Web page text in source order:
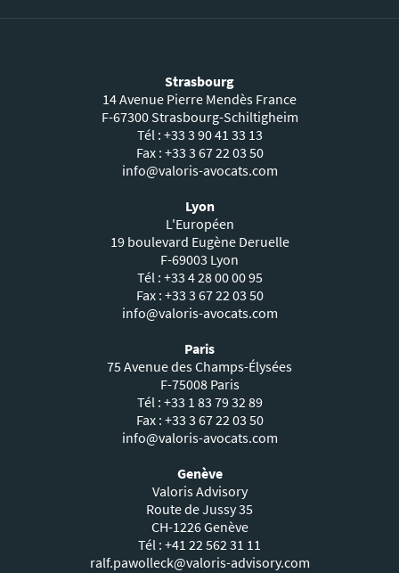
Strasbourg
14 Avenue Pierre Mendès France
F-67300 Strasbourg-Schiltigheim
Tél : +33 3 90 41 33 13
Fax : +33 3 67 22 03 50
info@valoris-avocats.com
Lyon
L'Européen
19 boulevard Eugène Deruelle
F-69003 Lyon
Tél : +33 4 28 00 00 95
Fax : +33 3 67 22 03 50
info@valoris-avocats.com
Paris
75 Avenue des Champs-Élysées
F-75008 Paris
Tél : +33 1 83 79 32 89
Fax : +33 3 67 22 03 50
info@valoris-avocats.com
Genève
Valoris Advisory
Route de Jussy 35
CH-1226 Genève
Tél : +41 22 562 31 11
ralf.pawolleck@valoris-advisory.com